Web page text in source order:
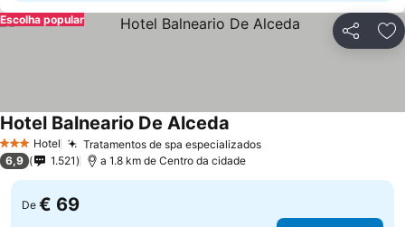
Partilhar
Escolha popular
3 EstrelasHotel Tratamentos de spa especializados
Hotel Balneario De Alceda
6,9 1.521 a 1.8 km de Centro da cidade
De € 69